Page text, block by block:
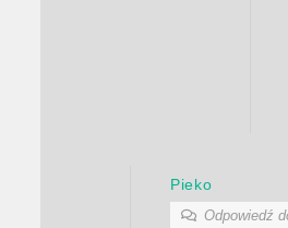
Pieko
Odpowiedź